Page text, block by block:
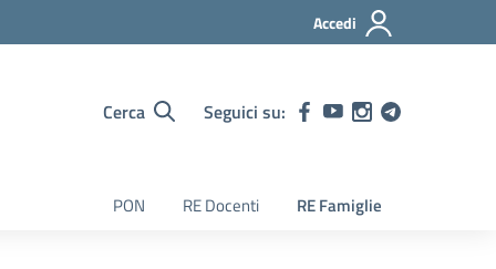
Accedi
Cerca Seguici su:
PON RE Docenti RE Famiglie